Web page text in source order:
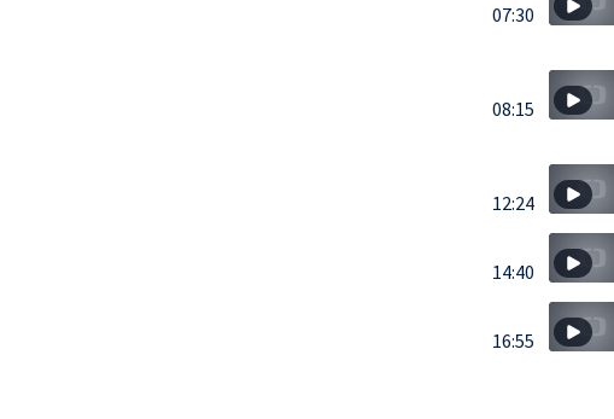
07:30
08:15
12:24
14:40
16:55